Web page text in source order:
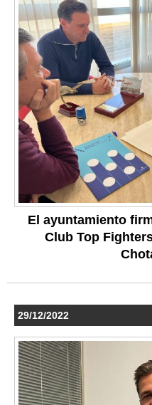
El ayuntamiento
Club Top
29/12/2022